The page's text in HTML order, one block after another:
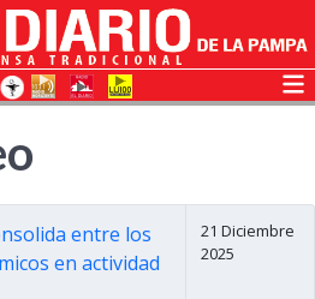
entre los
en actividad
21 Diciembre
2025